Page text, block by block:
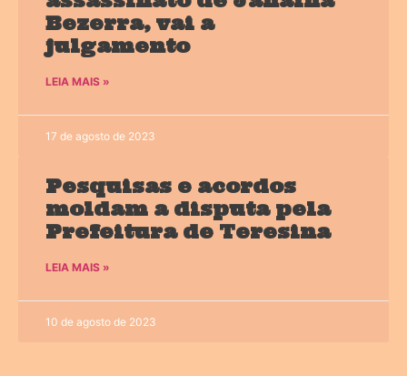
Bezerra, vai a
julgamento
LEIA MAIS »
17 de agosto de 2023
Pesquisas e acordos
moldam a disputa pela
Prefeitura de Teresina
LEIA MAIS »
10 de agosto de 2023